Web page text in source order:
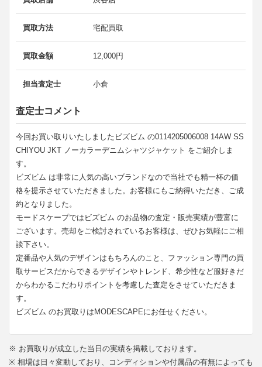
買取方法 宅配買取
買取金額 12,000円
担当査定士 小倉
査定士コメント
今回お買い取りいたしましたビズビム の0114205006008 14AW SS
CHIYOU JKT ノーカラーデニムシャツジャケット をご紹介しま
す。
ビズビム は非常に人気の高いブランドなので当社でも精一杯の価
格を提示させていただきました。お客様にもご納得いただき、ご成
約となりました。
モードスケープではビズビム のお品物の査定・販売実績が豊富に
ございます。売却をご検討されているお客様は、ぜひお気軽にご相
談下さい。
定番品や人気のデザインはもちろんのこと、ファッション専門の買
取サービスだからできるデザインやトレンド、希少性など服好きだ
からわかるこだわりポイントを考慮した査定をさせていただきま
す。
ビズビム のお買取りはMODESCAPEにお任せください。
※ お買取りが成立した当日の実績を掲載しております。
※ 相場は日々変動しており、コンディションや付属品の有無によっても